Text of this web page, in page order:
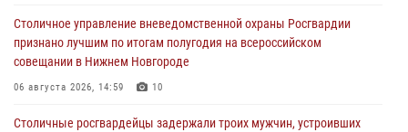
Столичное управление вневедомственной охраны Росгвардии
признано лучшим по итогам полугодия на всероссийском
совещании в Нижнем Новгороде
06 августа 2026, 14:59 10
Столичные росгвардейцы задержали троих мужчин, устроивших